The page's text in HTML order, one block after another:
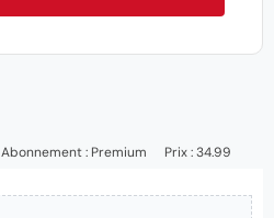
Abonnement : Premium Prix : 34.99